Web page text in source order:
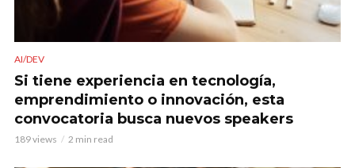
AI/DEV
Si tiene experiencia en tecnología,
emprendimiento o innovación, esta
convocatoria busca nuevos speakers
189 views 2 min read